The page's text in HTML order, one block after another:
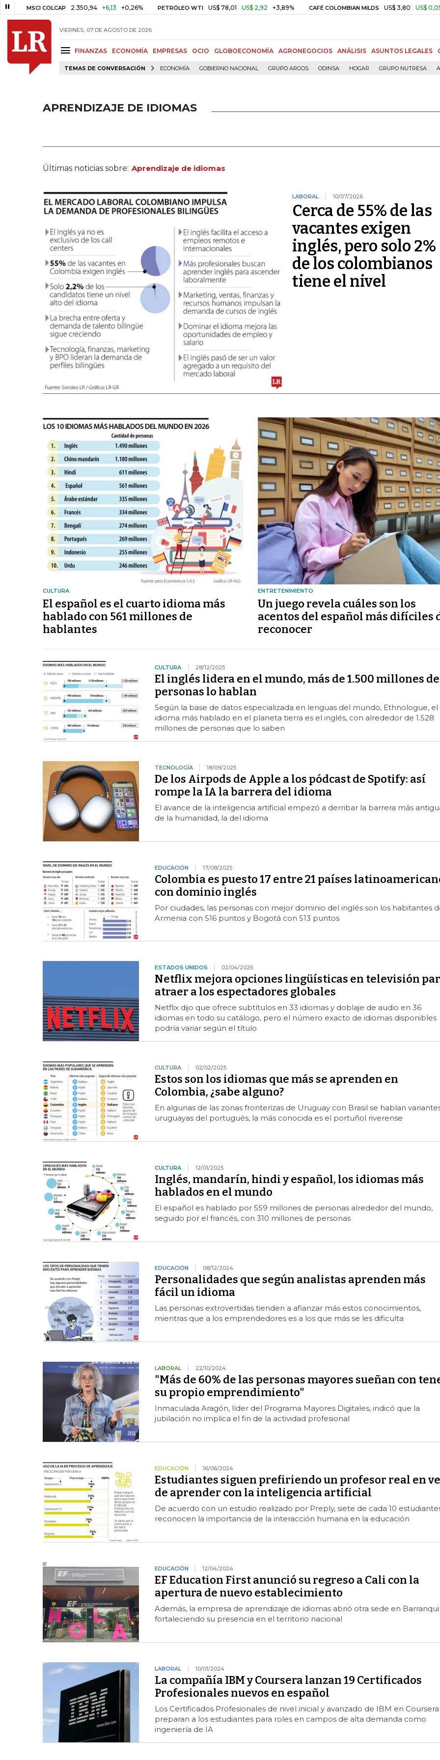
COLCAP 2.350,94 +6,13 +0,26% PETRÓLEO WTI US$ 78,01 US$ 2,92 +3,89% CAFÉ COLOMBIAN MILDS US$ 3,80 US$ 0,05 +1,40%
VIERNES, 07 DE AGOSTO DE 2026
FINANZAS ECONOMÍA EMPRESAS OCIO GLOBOECONOMÍA AGRONEGOCIOS ANÁLISIS ASUNTOS LEGALES
TEMAS DE CONVERSACIÓN ECONOMÍA GOBIERNO NACIONAL GRUPO ARGOS ODINSA HOGAR GRUPO NUTRESA
APRENDIZAJE DE IDIOMAS
Últimas noticias sobre: Aprendizaje de idiomas
LABORAL 10/07/2026
Cerca de 55% de las
vacantes exigen
inglés, pero solo 2%
de los colombianos
tiene el nivel
CULTURA
El español es el cuarto idioma más
hablado con 561 millones de
hablantes
ENTRETENIMIENTO
Un juego revela cuáles son los
acentos del español más difíciles
reconocer
CULTURA 28/12/2025
El inglés lidera en el mundo, más de 1.500 millones de
personas lo hablan
Según la base de datos especializada en lenguas del mundo, Ethnologue, el
idioma más hablado en el planeta tierra es el inglés, con alrededor de 1.528
millones de personas que lo saben
TECNOLOGÍA 18/09/2025
De los Airpods de Apple a los pódcast de Spotify: así
rompe la IA la barrera del idioma
El avance de la inteligencia artificial empezó a derribar la barrera más
de la humanidad, la del idioma
EDUCACIÓN 17/08/2025
Colombia es puesto 17 entre 21 países
con dominio inglés
Por ciudades, las personas con mejor dominio del inglés son los habitantes
Armenia con 516 puntos y Bogotá con 513 puntos
ESTADOS UNIDOS 02/04/2025
Netflix mejora opciones lingüísticas en televisión
atraer a los espectadores globales
Netflix dijo que ofrece subtítulos en 33 idiomas y doblaje de audio en 36
idiomas en todo su catálogo, pero el número exacto de idiomas disponibles
podría variar según el título
CULTURA 02/02/2025
Estos son los idiomas que más se aprenden en
Colombia, ¿sabe alguno?
En algunas de las zonas fronterizas de Uruguay con Brasil se hablan
uruguayas del portugués, la más conocida es el portuñol riverense
CULTURA 12/01/2025
Inglés, mandarín, hindi y español, los idiomas más
hablados en el mundo
El español es hablado por 559 millones de personas alrededor del mundo,
seguido por el francés, con 310 millones de personas
EDUCACIÓN 08/12/2024
Personalidades que según analistas aprenden más
fácil un idioma
Las personas extrovertidas tienden a afianzar más estos conocimientos,
mientras que a los emprendedores es a los que más se les dificulta
LABORAL 22/10/2024
"Más de 60% de las personas mayores sueñan con
su propio emprendimiento"
Inmaculada Aragón, líder del Programa Mayores Digitales, indicó que la
jubilación no implica el fin de la actividad profesional
EDUCACIÓN 16/06/2024
Estudiantes siguen prefiriendo un profesor real en
de aprender con la inteligencia artificial
De acuerdo con un estudio realizado por Preply, siete de cada 10
reconocen la importancia de la interacción humana en la educación
EDUCACIÓN 12/04/2024
EF Education First anunció su regreso a Cali con la
apertura de nuevo establecimiento
Además, la empresa de aprendizaje de idiomas abrió otra sede en
fortaleciendo su presencia en el territorio nacional
LABORAL 10/01/2024
La compañía IBM y Coursera lanzan 19 Certificados
Profesionales nuevos en español
Los Certificados Profesionales de nivel inicial y avanzado de IBM en Coursera
preparan a los estudiantes para roles en campos de alta demanda como
ingeniería de IA